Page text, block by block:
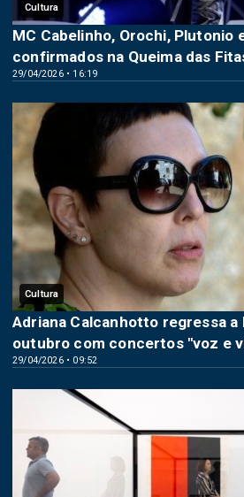
Cultura
29/04/2026 • 16:19
MC Cabelinho, Orochi, Plutonio
confirmados na Queima das
Cultura
29/04/2026 • 09:52
Adriana Calcanhotto regressa a
outubro com concertos "voz e